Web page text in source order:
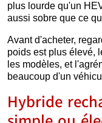
plus lourde qu'un
aussi sobre que ce
Avant d'acheter,
poids est plus élevé,
les modèles, et
beaucoup d'un
Hybride